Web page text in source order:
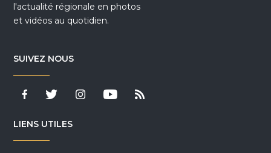
l'actualité régionale en photos
et vidéos au quotidien.
SUIVEZ NOUS
LIENS UTILES